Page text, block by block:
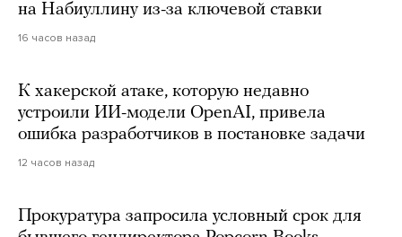
на Набиуллину из-за ключевой ставки
16 часов назад
К хакерской атаке, которую недавно
устроили ИИ-модели OpenAI, привела
ошибка разработчиков в постановке задачи
12 часов назад
Прокуратура запросила условный срок для